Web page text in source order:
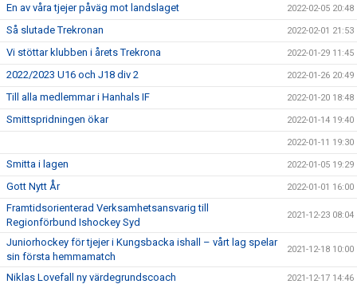
En av våra tjejer påväg mot landslaget 2022-02-05 20:48
Så slutade Trekronan 2022-02-01 21:53
Vi stöttar klubben i årets Trekrona 2022-01-29 11:45
2022/2023 U16 och J18 div 2 2022-01-26 20:49
Till alla medlemmar i Hanhals IF 2022-01-20 18:48
Smittspridningen ökar 2022-01-14 19:40
2022-01-11 19:30
Smitta i lagen 2022-01-05 19:29
Gott Nytt År 2022-01-01 16:00
Framtidsorienterad Verksamhetsansvarig till
Regionförbund Ishockey Syd
2021-12-23 08:04
Juniorhockey för tjejer i Kungsbacka ishall – vårt lag spelar
sin första hemmamatch
2021-12-18 10:00
Niklas Lovefall ny värdegrundscoach 2021-12-17 14:46